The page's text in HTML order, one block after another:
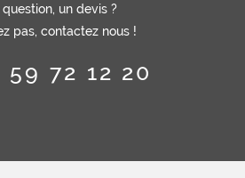
question, un devis ?
pas, contactez nous !
59 72 12 20